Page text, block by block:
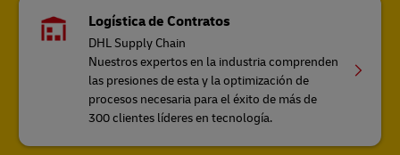
Logística de Contratos
DHL Supply Chain
Nuestros expertos en la industria comprenden
las presiones de esta y la optimización de
procesos necesaria para el éxito de más de
300 clientes líderes en tecnología.